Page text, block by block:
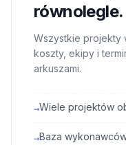
równolegle.
Wszystkie projekty
koszty, ekipy i
arkuszami.
→Wiele projektów
→Baza